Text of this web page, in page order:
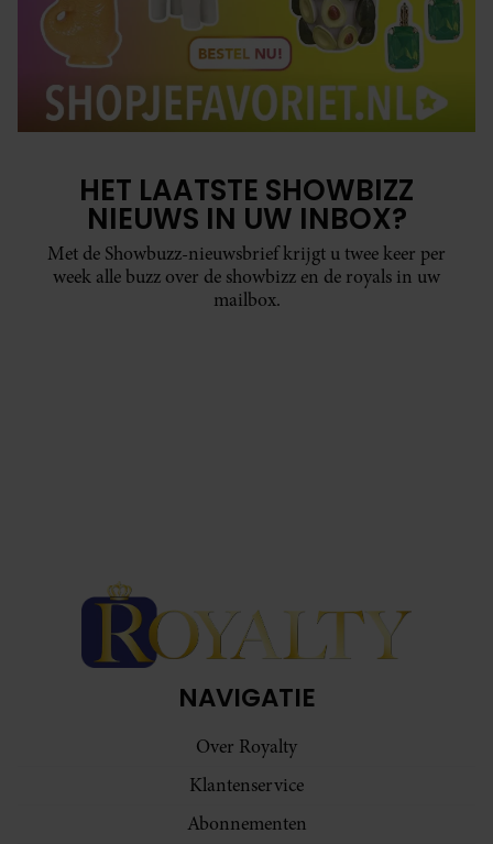
HET LAATSTE SHOWBIZZ
NIEUWS IN UW INBOX?
Met de Showbuzz-nieuwsbrief krijgt u twee keer per
week alle buzz over de showbizz en de royals in uw
mailbox.
NAVIGATIE
Over Royalty
Klantenservice
Abonnementen